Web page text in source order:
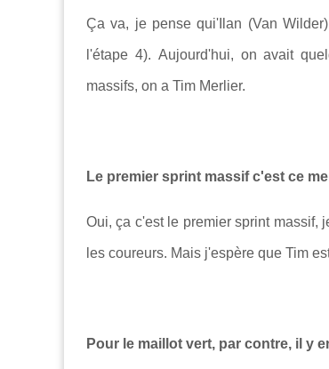
Ça va, je pense qui'Ilan (Van
l'étape 4). Aujourd'hui, on avait
massifs, on a Tim Merlier.
Le premier sprint massif c'est ce
Oui, ça c'est le premier sprint massif,
les coureurs. Mais j'espère que Tim
Pour le maillot vert, par contre, il y